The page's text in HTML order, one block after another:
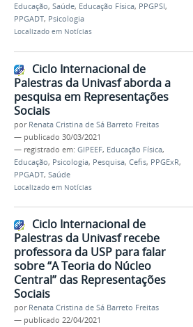
Educação, Saúde, Educação Física, PPGPSI,
PPGADT, Psicologia
Localizado em Notícias
Ciclo Internacional de
Palestras da Univasf aborda a
pesquisa em Representações
Sociais
por Renata Cristina de Sá Barreto Freitas
— publicado 30/03/2021
— registrado em: GIPEEF, Educação Física,
Educação, Psicologia, Pesquisa, Cefis, PPGExR,
PPGADT, Saúde
Localizado em Notícias
Ciclo Internacional de
Palestras da Univasf recebe
professora da USP para falar
sobre “A Teoria do Núcleo
Central” das Representações
Sociais
por Renata Cristina de Sá Barreto Freitas
— publicado 22/04/2021